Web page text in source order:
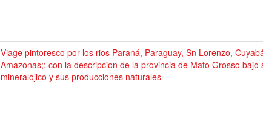
Viage pintoresco por los rios Paraná, Paraguay, Sn Lorenzo,
Amazonas;: con la descripcion de la provincia de Mato Grosso bajo
mineralojico y sus producciones naturales